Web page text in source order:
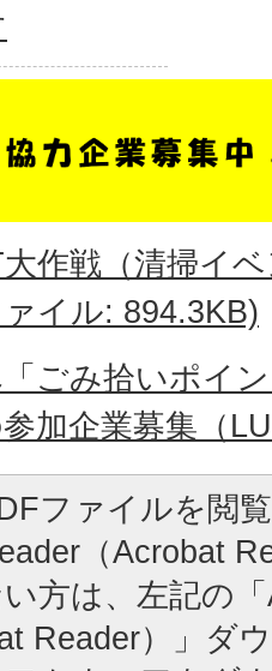
作戦（清掃イ
イル: 894.3KB)
ごみ拾いポイ
加企業募集（
ファイルを閲
（Acrobat
方は、左記の
Reader）」ダ